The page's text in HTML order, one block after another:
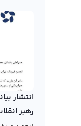
بازار
در
وجود دارد.
تاکنون
انتشار
رهبر